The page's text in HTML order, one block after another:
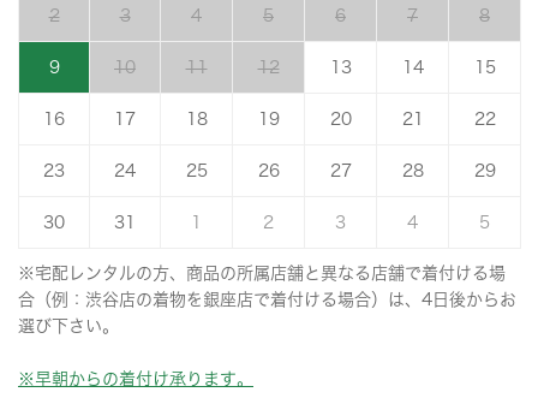
2 3 4 5 6 7 8
9 10 11 12 13 14 15
16 17 18 19 20 21 22
23 24 25 26 27 28 29
30 31 2 3 4 5
※宅配レンタルの方、商品の所属店舗と異なる店舗で着付ける場
合（例：渋谷店の着物を銀座店で着付ける場合）は、4日後からお
選び下さい。
※早朝からの着付け承ります。